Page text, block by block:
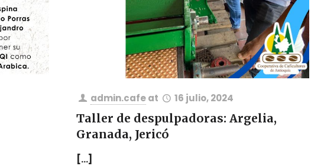
admin.cafeat 16 julio, 2024
Taller de despulpadoras: Argelia,
Granada, Jericó
[…]